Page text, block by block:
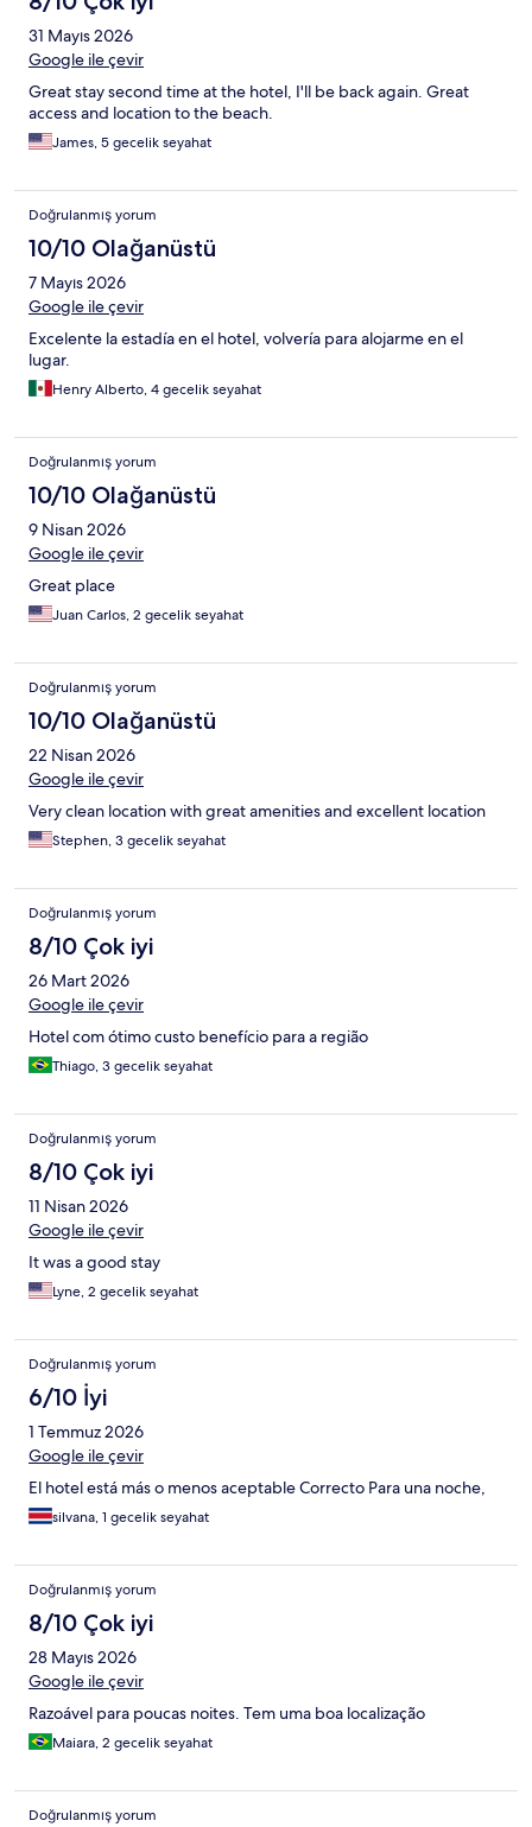
31 Mayıs 2026
Google ile çevir
Great stay second time at the hotel, I'll be back again. Great
access and location to the beach.
James, 5 gecelik seyahat
Doğrulanmış yorum
10/10 Olağanüstü
7 Mayıs 2026
Google ile çevir
Excelente la estadía en el hotel, volvería para alojarme en el
lugar.
Henry Alberto, 4 gecelik seyahat
Doğrulanmış yorum
10/10 Olağanüstü
9 Nisan 2026
Google ile çevir
Great place
Juan Carlos, 2 gecelik seyahat
Doğrulanmış yorum
10/10 Olağanüstü
22 Nisan 2026
Google ile çevir
Very clean location with great amenities and excellent location
Stephen, 3 gecelik seyahat
Doğrulanmış yorum
8/10 Çok iyi
26 Mart 2026
Google ile çevir
Hotel com ótimo custo benefício para a região
Thiago, 3 gecelik seyahat
Doğrulanmış yorum
8/10 Çok iyi
11 Nisan 2026
Google ile çevir
It was a good stay
Lyne, 2 gecelik seyahat
Doğrulanmış yorum
6/10 İyi
1 Temmuz 2026
Google ile çevir
El hotel está más o menos aceptable Correcto Para una noche,
silvana, 1 gecelik seyahat
Doğrulanmış yorum
8/10 Çok iyi
28 Mayıs 2026
Google ile çevir
Razoável para poucas noites. Tem uma boa localização
Maiara, 2 gecelik seyahat
Doğrulanmış yorum